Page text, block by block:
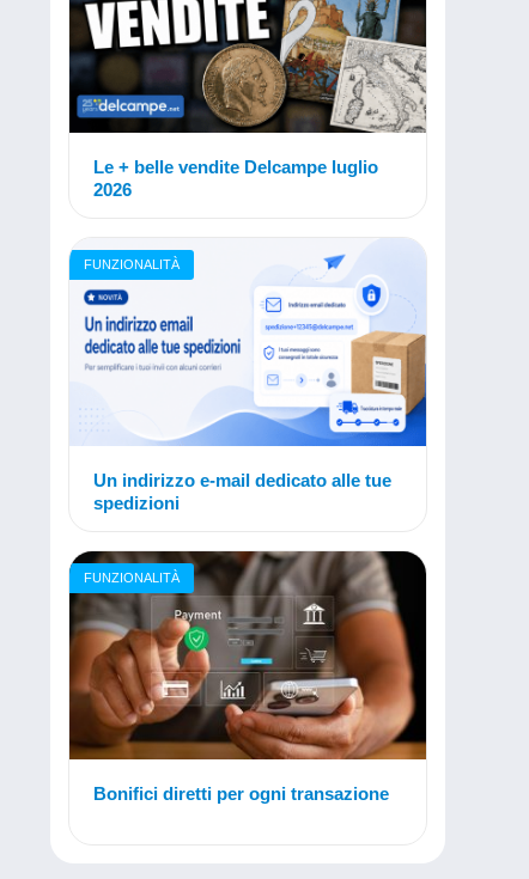
Le + belle vendite Delcampe luglio
2026
FUNZIONALITÀ
Un indirizzo e-mail dedicato alle tue
spedizioni
FUNZIONALITÀ
Bonifici diretti per ogni transazione